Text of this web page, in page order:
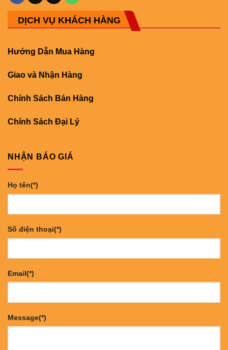
DỊCH VỤ KHÁCH HÀNG
Hướng Dẫn Mua Hàng
Giao và Nhận Hàng
Chính Sách Bán Hàng
Chính Sách Đại Lý
NHẬN BÁO GIÁ
Họ tên(*)
Số điện thoại(*)
Email(*)
Message(*)